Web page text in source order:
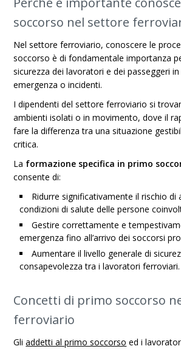
soccorso nel settore
Nel settore ferroviario, conoscere le
soccorso è di fondamentale importanza
sicurezza dei lavoratori e dei passeggeri
emergenza o incidenti.
I dipendenti del settore ferroviario si
ambienti isolati o in movimento, dove il
fare la differenza tra una situazione
critica.
La formazione specifica in primo
consente di:
Ridurre significativamente il rischio di
condizioni di salute delle persone
Gestire correttamente e
emergenza fino all’arrivo dei soccorsi
Aumentare il livello generale di
consapevolezza tra i lavoratori ferroviari.
Concetti di primo soccorso
ferroviario
Gliaddetti al primo soccorso ed i